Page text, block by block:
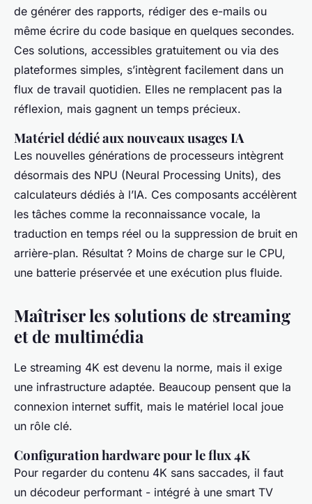
de générer des rapports, rédiger des e-mails ou
même écrire du code basique en quelques secondes.
Ces solutions, accessibles gratuitement ou via des
plateformes simples, s’intègrent facilement dans un
flux de travail quotidien. Elles ne remplacent pas la
réflexion, mais gagnent un temps précieux.
Matériel dédié aux nouveaux usages IA
Les nouvelles générations de processeurs intègrent
désormais des NPU (Neural Processing Units), des
calculateurs dédiés à l’IA. Ces composants accélèrent
les tâches comme la reconnaissance vocale, la
traduction en temps réel ou la suppression de bruit en
arrière-plan. Résultat ? Moins de charge sur le CPU,
une batterie préservée et une exécution plus fluide.
Maîtriser les solutions de streaming
et de multimédia
Le streaming 4K est devenu la norme, mais il exige
une infrastructure adaptée. Beaucoup pensent que la
connexion internet suffit, mais le matériel local joue
un rôle clé.
Configuration hardware pour le flux 4K
Pour regarder du contenu 4K sans saccades, il faut
un décodeur performant - intégré à une smart TV